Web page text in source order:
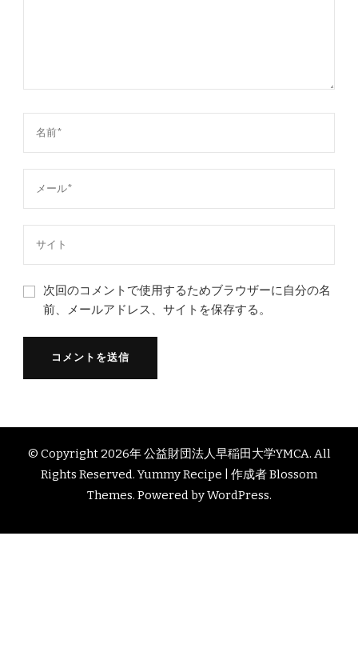
次回のコメントで使用するためブラウザーに自分の名
前、メールアドレス、サイトを保存する。
© Copyright 2026年公益財団法人早稲田大学YMCA. All
Rights Reserved. Yummy Recipe | 作成者Blossom
Themes. Powered byWordPress.